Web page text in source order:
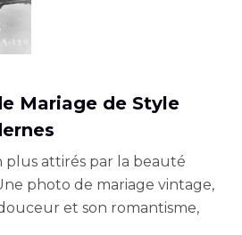
Mariage de Style
plus attirés par la beauté
photo de mariage vintage,
et son romantisme,